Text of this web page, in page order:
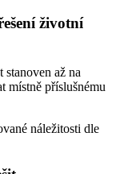
životní
až na
místně příslušnému
náležitosti dle